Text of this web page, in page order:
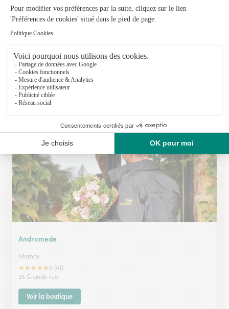
Coccinelle Fleurs
Seurre
★★★★★4.7 (25)
Voir la boutique
Andromede
Marnay
★★★★★ 5 (41)
25 Grande rue
Voir la boutique